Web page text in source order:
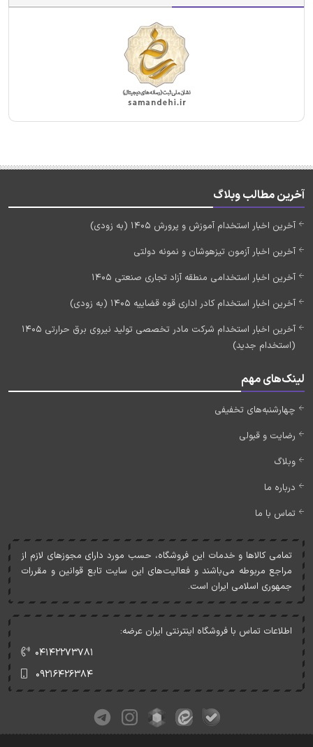
آخرین مطالب وبلاگ
آخرین اخبار استخدام آموزش و پرورش 1405 (به زودی)
آخرین اخبار آزمون تیزهوشان و نمونه دولتی
آخرین اخبار استخدامی منطقه آزاد تجاری صنعتی 1405
آخرین اخبار استخدام کادر اداری قوه قضاییه 1405 (به زودی)
آخرین اخبار استخدام شرکت مادر تخصصی تولید نیروی برق حرارتی 1405
(استخدام جدید)
لینک‌های مهم
چهارشنبه‌های تخفیفی
رضایت و قبولی
وبلاگ
درباره ما
تماس با ما
تمامی کالاها و خدمات اين فروشگاه، حسب مورد دارای مجوزهای لازم از
مراجع مربوطه می‌باشند و فعاليت‌های اين سايت تابع قوانين و مقررات
جمهوری اسلامی ايران است.
اطلاعات تماس با فروشگاه اینترنتی ایران عرضه:
۰۴۱۴۲۲۷۳۷۸۱
۰۹۲۱۶۴۲۶۳۸۴